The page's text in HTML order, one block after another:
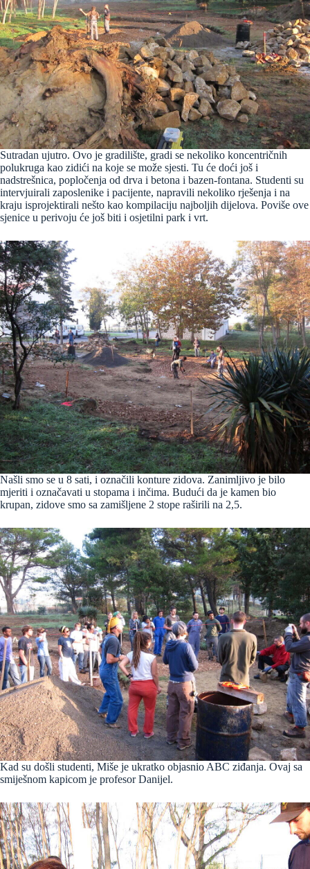
Sutradan ujutro. Ovo je gradilište, gradi se nekoliko koncentričnih
polukruga kao zidići na koje se može sjesti. Tu će doći još i
nadstrešnica, popločenja od drva i betona i bazen-fontana. Studenti su
intervjuirali zaposlenike i pacijente, napravili nekoliko rješenja i na
kraju isprojektirali nešto kao kompilaciju najboljih dijelova. Poviše ove
sjenice u perivoju će još biti i osjetilni park i vrt.
Našli smo se u 8 sati, i označili konture zidova. Zanimljivo je bilo
mjeriti i označavati u stopama i inčima. Budući da je kamen bio
krupan, zidove smo sa zamišljene 2 stope raširili na 2,5.
Kad su došli studenti, Miše je ukratko objasnio ABC ziđanja. Ovaj sa
smiješnom kapicom je profesor Danijel.